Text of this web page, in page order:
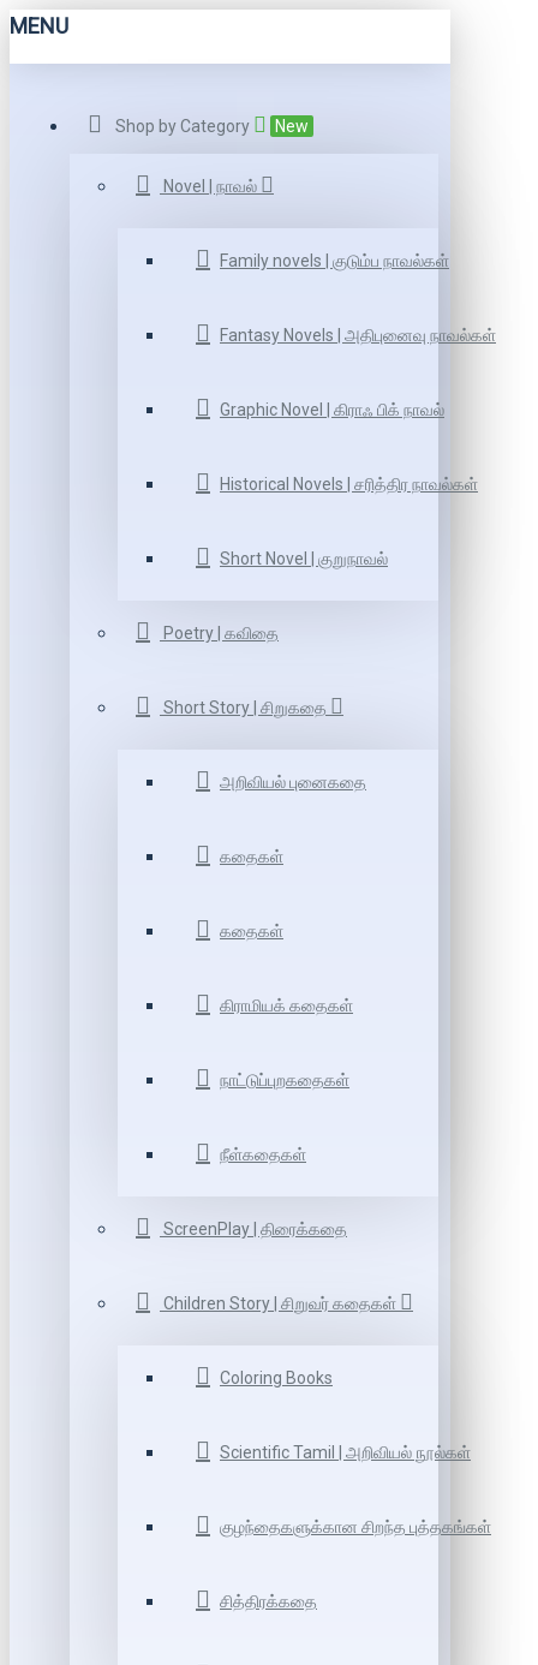
MENU
Shop by Category New
Novel | நாவல்
Family novels | குடும்ப நாவல்கள்
Fantasy Novels | அதிபுனைவு நாவல்கள்
Graphic Novel | கிராஃ பிக் நாவல்
Historical Novels | சரித்திர நாவல்கள்
Short Novel | குறுநாவல்
Poetry | கவிதை
Short Story | சிறுகதை
அறிவியல் புனைகதை
கதைகள்
கதைகள்
கிராமியக் கதைகள்
நாட்டுப்புறகதைகள்
நீள்கதைகள்
ScreenPlay | திரைக்கதை
Children Story | சிறுவர் கதைகள்
Coloring Books
Scientific Tamil | அறிவியல் நூல்கள்
குழந்தைகளுக்கான சிறந்த புத்தகங்கள்
சித்திரக்கதை